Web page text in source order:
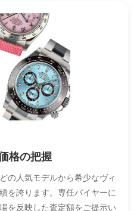
格の把握
の人気モデルから希少なヴィ
を誇ります。専任バイヤーに
を反映した査定額をご提示い